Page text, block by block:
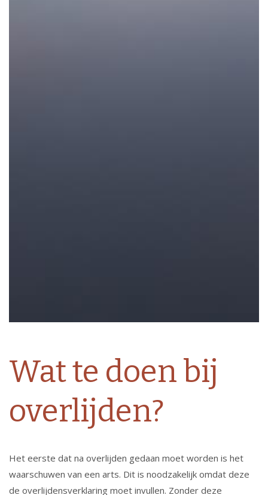
Wat te doen bij
overlijden?
Het eerste dat na overlijden gedaan moet worden is het
waarschuwen van een arts. Dit is noodzakelijk omdat deze
de overlijdensverklaring moet invullen. Zonder deze